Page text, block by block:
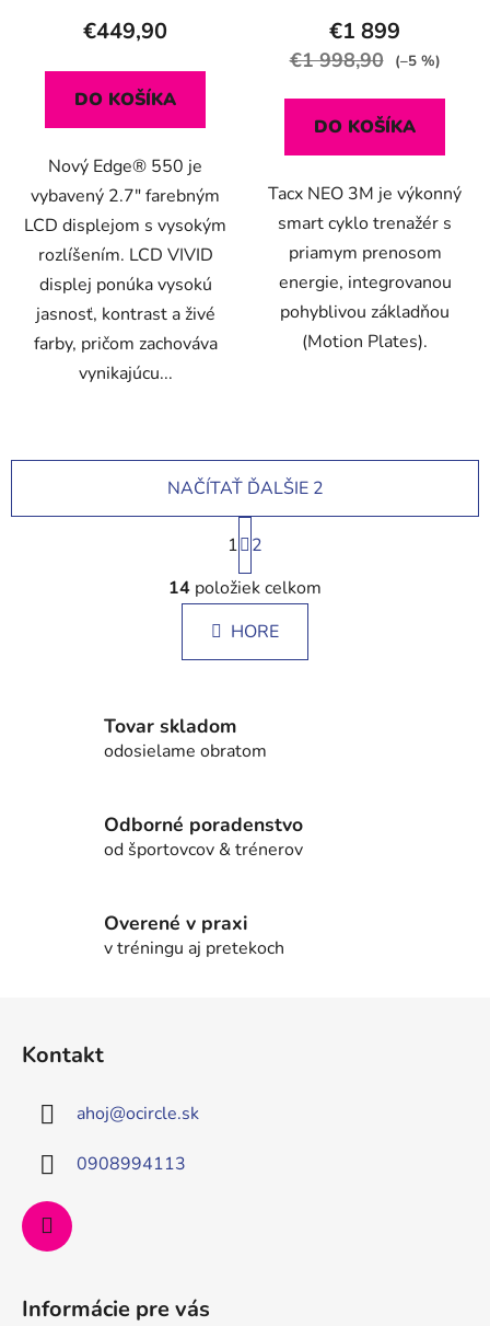
€449,90
DO KOŠÍKA
Nový Edge® 550 je
vybavený 2.7" farebným
LCD displejom s vysokým
rozlíšením. LCD VIVID
displej ponúka vysokú
jasnosť, kontrast a živé
farby, pričom zachováva
vynikajúcu...
€1 899
€1 998,90 (–5 %)
DO KOŠÍKA
Tacx NEO 3M je výkonný
smart cyklo trenažér s
priamym prenosom
energie, integrovanou
pohyblivou základňou
(Motion Plates).
O
v
l
á
d
e
v
k
ý
p
NAČÍTAŤ ĎALŠIE 2
S
t
r
á
n
k
e
1
2
14 položiek celkom
HORE
Tovar skladom
odosielame obratom
Odborné poradenstvo
od športovcov & trénerov
Overené v praxi
v tréningu aj pretekoch
Kontakt
ahoj@ocircle.sk
0908994113
Informácie pre vás